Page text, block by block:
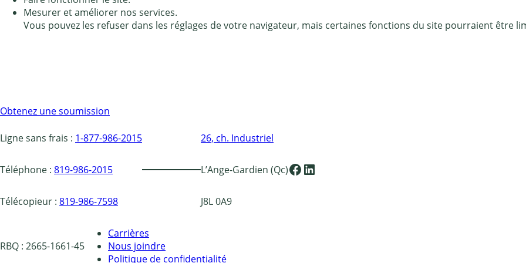
Mesurer et améliorer nos services.
Vous pouvez les refuser dans les réglages de votre navigateur, mais certaines fonctions du site pourraient être
Obtenez une soumission
Ligne sans frais : 1-877-986-2015
Téléphone : 819-986-2015
Télécopieur : 819-986-7598
26, ch. Industriel
L’Ange-Gardien (Qc)
J8L 0A9
Facebook
LinkedIn
RBQ : 2665-1661-45
Carrières
Nous joindre
Politique de confidentialité